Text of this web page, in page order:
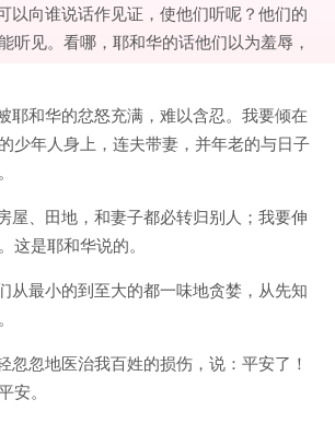
以向谁说话作见证，使他们听呢？他们的
听见。看哪，耶和华的话他们以为羞辱，
耶和华的忿怒充满，难以含忍。我要倾在
少年人身上，连夫带妻，并年老的与日子
屋、田地，和妻子都必转归别人；我要伸
这是耶和华说的。
从最小的到至大的都一味地贪婪，从先知
忽忽地医治我百姓的损伤，说：平安了！
安。